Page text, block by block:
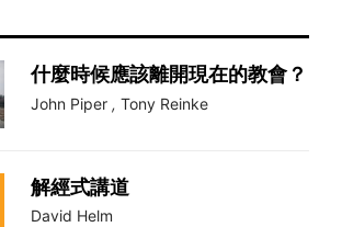
什麼時候應該離開現在的教會？
John Piper , Tony Reinke
解經式講道
David Helm